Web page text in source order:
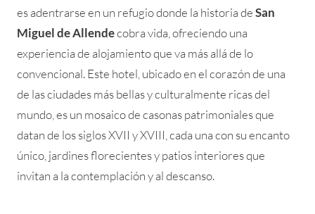
es adentrarse en un refugio donde la historia deSan
Miguel de Allendecobra vida, ofreciendo una
experiencia de alojamiento que va más allá de lo
convencional. Este hotel, ubicado en el corazón de una
de las ciudades más bellas y culturalmente ricas del
mundo, es un mosaico de casonas patrimoniales que
datan de los siglos XVII y XVIII, cada una con su encanto
único, jardines florecientes y patios interiores que
invitan a la contemplación y al descanso.